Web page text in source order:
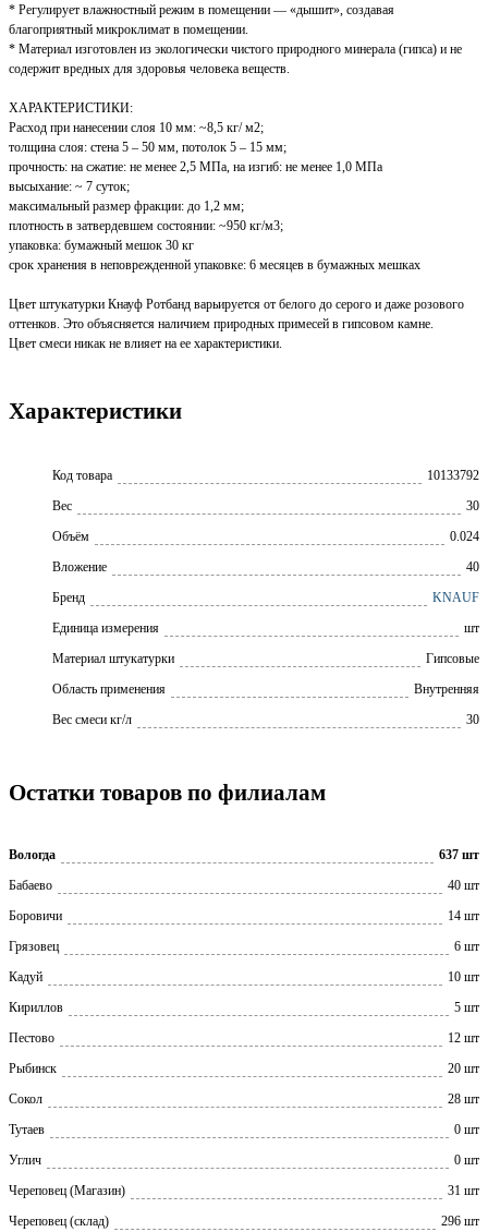
* Регулирует влажностный режим в помещении — «дышит», создавая
благоприятный микроклимат в помещении.
* Материал изготовлен из экологически чистого природного минерала (гипса) и не
содержит вредных для здоровья человека веществ.
ХАРАКТЕРИСТИКИ:
Расход при нанесении слоя 10 мм: ~8,5 кг/ м2;
толщина слоя: стена 5 – 50 мм, потолок 5 – 15 мм;
прочность: на сжатие: не менее 2,5 МПа, на изгиб: не менее 1,0 МПа
высыхание: ~ 7 суток;
максимальный размер фракции: до 1,2 мм;
плотность в затвердевшем состоянии: ~950 кг/м3;
упаковка: бумажный мешок 30 кг
срок хранения в неповрежденной упаковке: 6 месяцев в бумажных мешках
Цвет штукатурки Кнауф Ротбанд варьируется от белого до серого и даже розового
оттенков. Это объясняется наличием природных примесей в гипсовом камне.
Цвет смеси никак не влияет на ее характеристики.
Характеристики
Код товара
10133792
Вес
30
Объём
0.024
Вложение
40
Бренд
KNAUF
Единица измерения
шт
Материал штукатурки
Гипсовые
Область применения
Внутренняя
Вес смеси кг/л
30
Остатки товаров по филиалам
Вологда
637 шт
Бабаево
40 шт
Боровичи
14 шт
Грязовец
6 шт
Кадуй
10 шт
Кириллов
5 шт
Пестово
12 шт
Рыбинск
20 шт
Сокол
28 шт
Тутаев
0 шт
Углич
0 шт
Череповец (Магазин)
31 шт
Череповец (склад)
296 шт